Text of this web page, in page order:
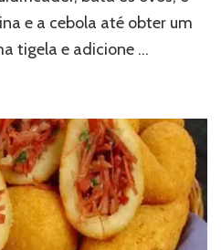
e a cebola até obter um
tigela e adicione …